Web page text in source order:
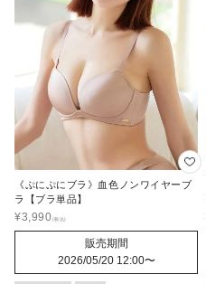
《ぷにぷにブラ》血色ノンワイヤーブ
ラ【ブラ単品】
¥3,990
販売期間
2026/05/20 12:00〜